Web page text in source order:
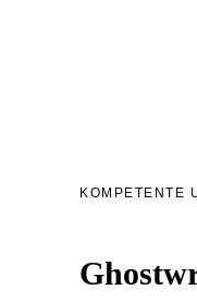
KOMPETENTE